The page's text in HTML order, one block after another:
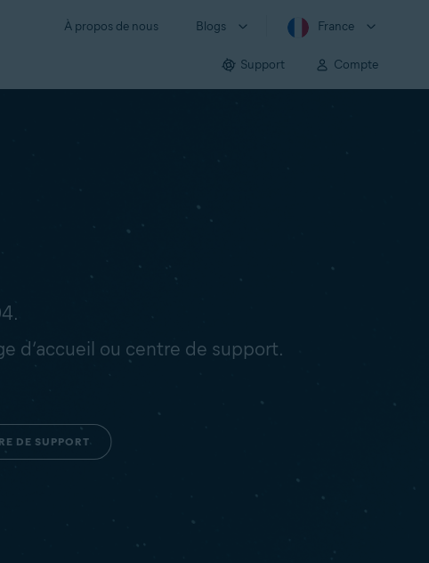
À propos de nous Blogs France
Support Compte
d’accueil ou centre de support.
DE SUPPORT